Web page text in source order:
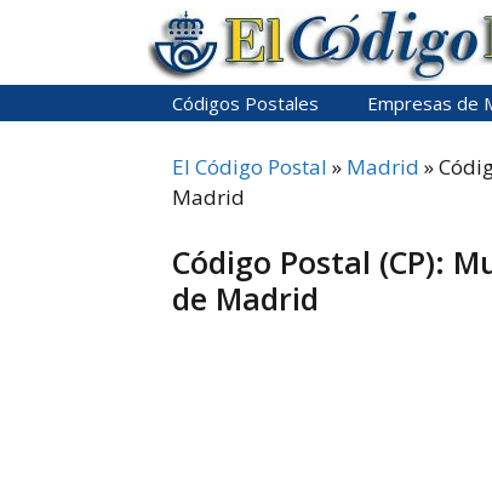
Códigos Postales Empresas de
El Código Postal » Madrid »
Madrid
Código Postal (CP):
de Madrid